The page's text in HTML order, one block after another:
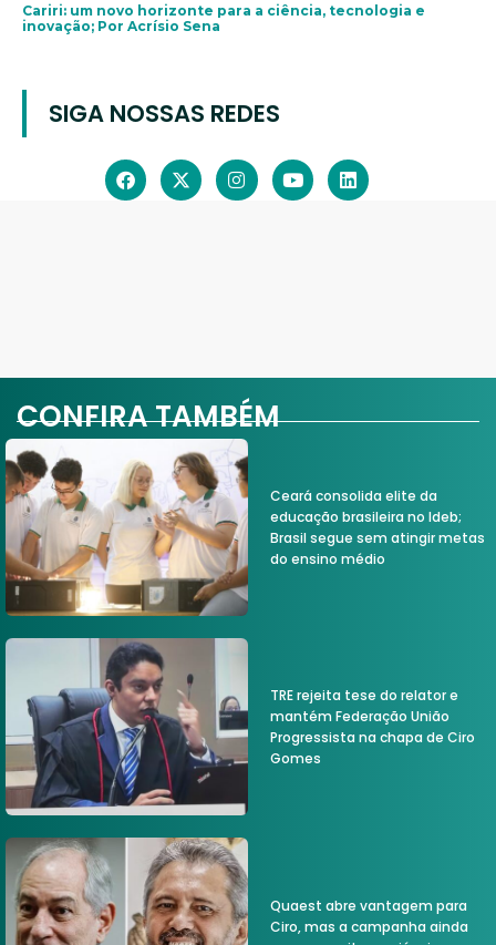
Cariri: um novo horizonte para a ciência, tecnologia e
inovação; Por Acrísio Sena
SIGA NOSSAS REDES
CONFIRA TAMBÉM
Ceará consolida elite da
educação brasileira no Ideb;
Brasil segue sem atingir metas
do ensino médio
TRE rejeita tese do relator e
mantém Federação União
Progressista na chapa de Ciro
Gomes
Quaest abre vantagem para
Ciro, mas a campanha ainda